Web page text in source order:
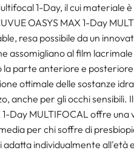
1-Day, il cui materiale
OASYS MAX 1-Day
resa possibile da un
assomigliano al film
parte anteriore e
ottimale delle sostanze
anche per gli occhi sensibili.
1-Day MULTIFOCAL offre
per chi soffre di
adatta individualmente all'età